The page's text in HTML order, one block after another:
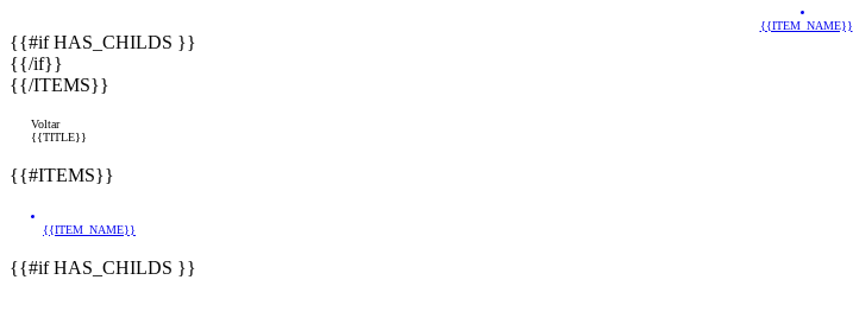
{{ITEM_NAME}}
{{#if HAS_CHILDS }}
{{/if}}
{{/ITEMS}}
Voltar
{{TITLE}}
{{#ITEMS}}
{{ITEM_NAME}}
{{#if HAS_CHILDS }}